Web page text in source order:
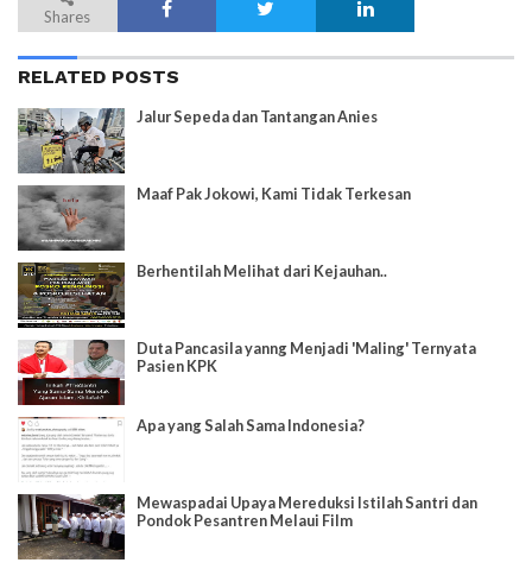
Shares
RELATED POSTS
Jalur Sepeda dan Tantangan Anies
Maaf Pak Jokowi, Kami Tidak Terkesan
Berhentilah Melihat dari Kejauhan..
Duta Pancasila yanng Menjadi 'Maling' Ternyata
Pasien KPK
Apa yang Salah Sama Indonesia?
Mewaspadai Upaya Mereduksi Istilah Santri dan
Pondok Pesantren Melaui Film